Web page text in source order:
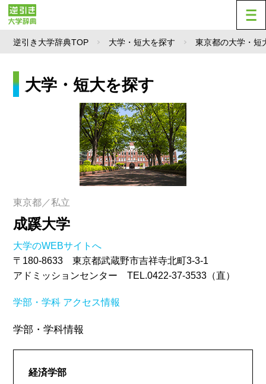
逆引き大学辞典TOP 大学・短大を探す 東京都の大学・短
大学・短大を探す
東京都／私立
成蹊大学
大学のWEBサイトへ
〒180-8633 東京都武蔵野市吉祥寺北町3-3-1
アドミッションセンター TEL.0422-37-3533（直）
学部・学科 アクセス情報
学部・学科情報
経済学部